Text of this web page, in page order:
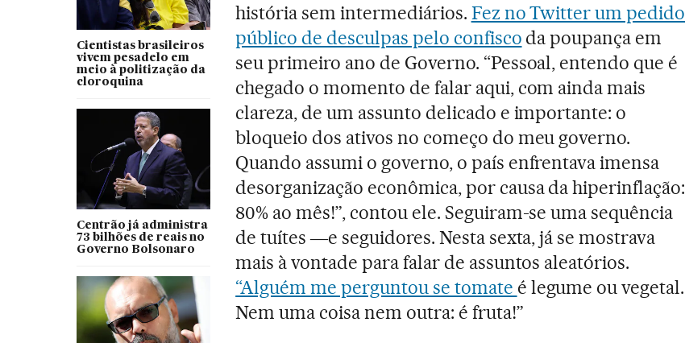
Cientistas brasileiros
vivem pesadelo em
meio à politização da
cloroquina
Centrão já administra
73 bilhões de reais no
Governo Bolsonaro
história sem intermediários. Fez no Twitter um pedido
público de desculpas pelo confisco da poupança em
seu primeiro ano de Governo. “Pessoal, entendo que é
chegado o momento de falar aqui, com ainda mais
clareza, de um assunto delicado e importante: o
bloqueio dos ativos no começo do meu governo.
Quando assumi o governo, o país enfrentava imensa
desorganização econômica, por causa da hiperinflação:
80% ao mês!”, contou ele. Seguiram-se uma sequência
de tuítes ―e seguidores. Nesta sexta, já se mostrava
mais à vontade para falar de assuntos aleatórios.
“Alguém me perguntou se tomate é legume ou vegetal.
Nem uma coisa nem outra: é fruta!”